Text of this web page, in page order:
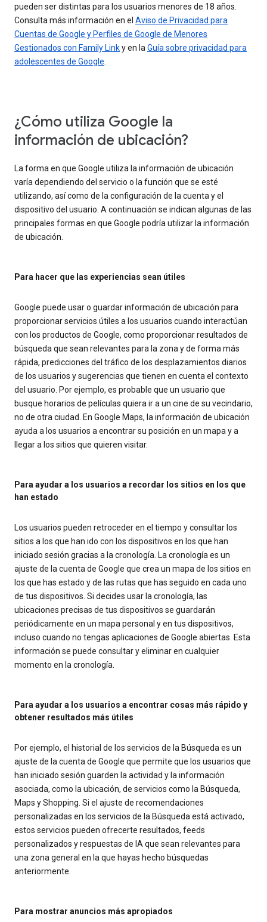
pueden ser distintas para los usuarios menores de 18 años.
Consulta más información en el Aviso de Privacidad para
Cuentas de Google y Perfiles de Google de Menores
Gestionados con Family Linky en la Guía sobre privacidad para
adolescentes de Google
¿Cómo utiliza Google la
información de ubicación?
La forma en que Google utiliza la información de ubicación
varía dependiendo del servicio o la función que se esté
utilizando, así como de la configuración de la cuenta y el
dispositivo del usuario. A continuación se indican algunas de las
principales formas en que Google podría utilizar la información
de ubicación.
Para hacer que las experiencias sean útiles
Google puede usar o guardar información de ubicación para
proporcionar servicios útiles a los usuarios cuando interactúan
con los productos de Google, como proporcionar resultados de
búsqueda que sean relevantes para la zona y de forma más
rápida, predicciones del tráfico de los desplazamientos diarios
de los usuarios y sugerencias que tienen en cuenta el contexto
del usuario. Por ejemplo, es probable que un usuario que
busque horarios de películas quiera ir a un cine de su vecindario,
no de otra ciudad. En Google Maps, la información de ubicación
ayuda a los usuarios a encontrar su posición en un mapa y a
llegar a los sitios que quieren visitar.
Para ayudar a los usuarios a recordar los sitios en los que
han estado
Los usuarios pueden retroceder en el tiempo y consultar los
sitios a los que han ido con los dispositivos en los que han
iniciado sesión gracias a la cronología. La cronología es un
ajuste de la cuenta de Google que crea un mapa de los sitios en
los que has estado y de las rutas que has seguido en cada uno
de tus dispositivos. Si decides usar la cronología, las
ubicaciones precisas de tus dispositivos se guardarán
periódicamente en un mapa personal y en tus dispositivos,
incluso cuando no tengas aplicaciones de Google abiertas. Esta
información se puede consultar y eliminar en cualquier
momento en la cronología.
Para ayudar a los usuarios a encontrar cosas más rápido y
obtener resultados más útiles
Por ejemplo, el historial de los servicios de la Búsqueda es un
ajuste de la cuenta de Google que permite que los usuarios que
han iniciado sesión guarden la actividad y la información
asociada, como la ubicación, de servicios como la Búsqueda,
Maps y Shopping. Si el ajuste de recomendaciones
personalizadas en los servicios de la Búsqueda está activado,
estos servicios pueden ofrecerte resultados, feeds
personalizados y respuestas de IA que sean relevantes para
una zona general en la que hayas hecho búsquedas
anteriormente.
Para mostrar anuncios más apropiados